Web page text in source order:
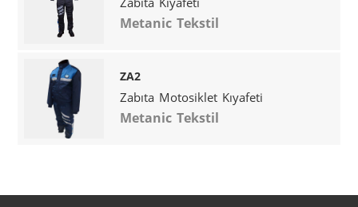
Metanic Tekstil
ZA2
Zabıta Motosiklet Kıyafeti
Metanic Tekstil